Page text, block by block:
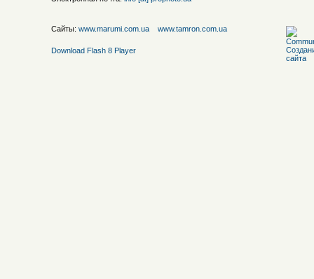
Сайты: www.marumi.com.ua www.tamron.com.ua
Download Flash 8 Player